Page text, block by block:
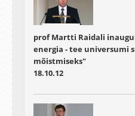
prof Martti Raidali
energia - tee universumi
mõistmiseks"
18.10.12